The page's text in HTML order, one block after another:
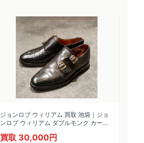
ジョンロブ ウィリアム 買取 池袋｜ジョ
ンロブ ウィリアム ダブルモンク カーフ
買取 30,000円